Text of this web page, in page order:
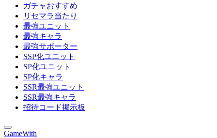
ガチャおすすめ
リセマラ当たり
最強ユニット
最強キャラ
最強サポーター
SSP化ユニット
SP化ユニット
SP化キャラ
SSR最強ユニット
SSR最強キャラ
招待コード掲示板
GameWith